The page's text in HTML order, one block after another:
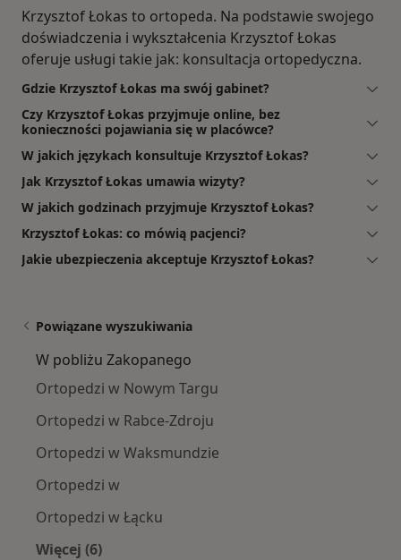
Krzysztof Łokas to ortopeda. Na podstawie swojego
doświadczenia i wykształcenia Krzysztof Łokas
oferuje usługi takie jak: konsultacja ortopedyczna.
Gdzie Krzysztof Łokas ma swój gabinet?
Czy Krzysztof Łokas przyjmuje online, bez
konieczności pojawiania się w placówce?
W jakich językach konsultuje Krzysztof Łokas?
Jak Krzysztof Łokas umawia wizyty?
W jakich godzinach przyjmuje Krzysztof Łokas?
Krzysztof Łokas: co mówią pacjenci?
Jakie ubezpieczenia akceptuje Krzysztof Łokas?
Powiązane wyszukiwania
W pobliżu Zakopanego
Ortopedzi w Nowym Targu
Ortopedzi w Rabce-Zdroju
Ortopedzi w Waksmundzie
Ortopedzi w
Ortopedzi w Łącku
Więcej (6)